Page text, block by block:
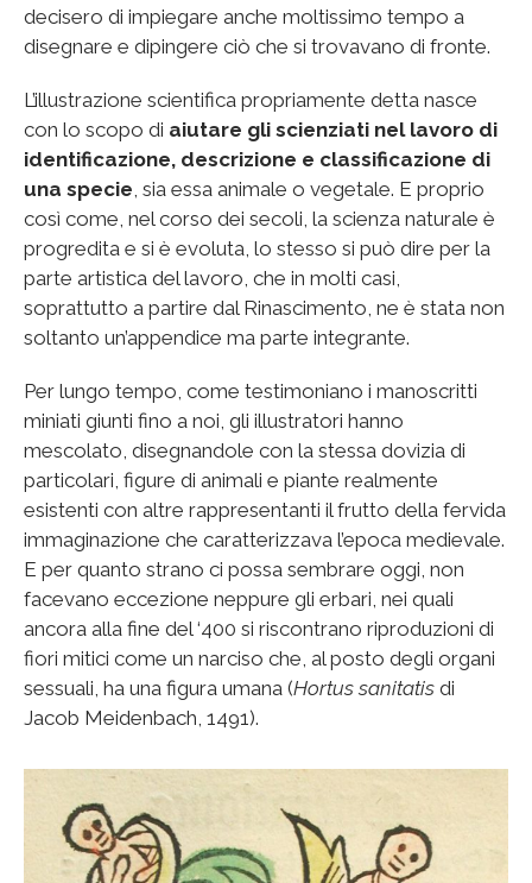
decisero di impiegare anche moltissimo tempo a
disegnare e dipingere ciò che si trovavano di fronte.
L’illustrazione scientifica propriamente detta nasce
con lo scopo di aiutare gli scienziati nel lavoro di
identificazione, descrizione e classificazione di
una specie , sia essa animale o vegetale. E proprio
così come, nel corso dei secoli, la scienza naturale è
progredita e si è evoluta, lo stesso si può dire per la
parte artistica del lavoro, che in molti casi,
soprattutto a partire dal Rinascimento, ne è stata non
soltanto un’appendice ma parte integrante.
Per lungo tempo, come testimoniano i manoscritti
miniati giunti fino a noi, gli illustratori hanno
mescolato, disegnandole con la stessa dovizia di
particolari, figure di animali e piante realmente
esistenti con altre rappresentanti il frutto della fervida
immaginazione che caratterizzava l’epoca medievale.
E per quanto strano ci possa sembrare oggi, non
facevano eccezione neppure gli erbari, nei quali
ancora alla fine del ‘400 si riscontrano riproduzioni di
fiori mitici come un narciso che, al posto degli organi
sessuali, ha una figura umana (Hortus sanitatis di
Jacob Meidenbach, 1491).